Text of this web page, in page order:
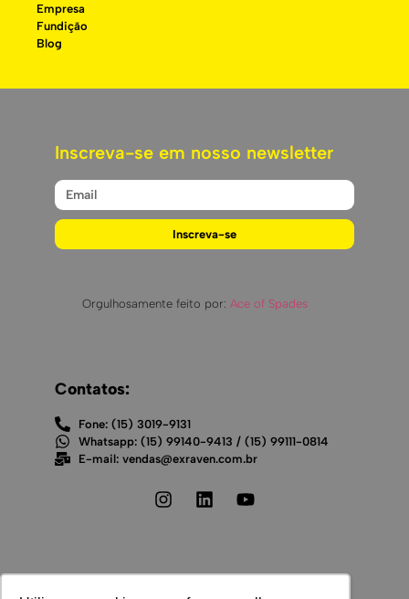
Empresa
Fundição
Blog
Inscreva-se em nosso newsletter
Inscreva-se
Orgulhosamente feito por: Ace of Spades
Contatos:
Fone: (15) 3019-9131
Whatsapp: (15) 99140-9413 / (15) 99111-0814
E-mail: vendas@exraven.com.br
Endereço: